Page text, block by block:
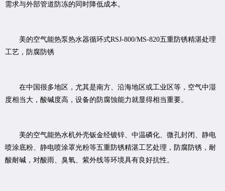
需求与外部管道防冻的同时降低成本。
美的空气能热泵热水器循环式RSJ-800/MS-820五重防锈精湛处理
工艺，防腐防锈
在中国很多地区，尤其是南方、沿海地区或工业区等，空气中湿
度相当大，酸碱度高，设备的防腐蚀能力就显得相当重要。
美的空气能热水机外壳钣金经镀锌、中温磷化、微孔封闭、静电
喷涂底粉、静电喷涂罩光粉等五重防锈精湛工艺处理，防腐防锈，耐
酸耐碱，对酸雨、臭氧、紫外线等环境具有良好抗性。